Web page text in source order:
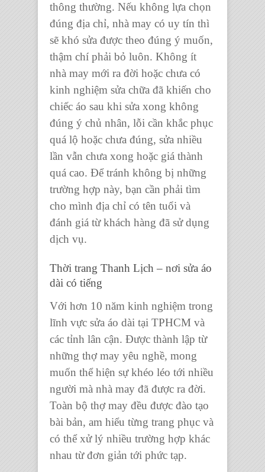
thông thường. Nếu không lựa chọn
đúng địa chỉ, nhà may có uy tín thì
sẽ khó sửa được theo đúng ý muốn,
thậm chí phải bỏ luôn. Không ít
nhà may mới ra đời hoặc chưa có
kinh nghiệm sửa chữa đã khiến cho
chiếc áo sau khi sửa xong không
đúng ý chủ nhân, lỗi cần khắc phục
quá lộ hoặc chưa đúng, sửa nhiều
lần vẫn chưa xong hoặc giá thành
quá cao. Để tránh không bị những
trường hợp này, bạn cần phải tìm
cho mình địa chỉ có tên tuổi và
đánh giá từ khách hàng đã sử dụng
dịch vụ.
Thời trang Thanh Lịch – nơi sửa áo
dài có tiếng
Với hơn 10 năm kinh nghiệm trong
lĩnh vực sửa áo dài tại TPHCM và
các tỉnh lân cận. Được thành lập từ
những thợ may yêu nghề, mong
muốn thể hiện sự khéo léo tới nhiều
người mà nhà may đã được ra đời.
Toàn bộ thợ may đều được đào tạo
bài bản, am hiểu từng trang phục và
có thể xử lý nhiều trường hợp khác
nhau từ đơn giản tới phức tạp.